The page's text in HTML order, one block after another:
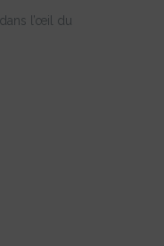
l’œil du